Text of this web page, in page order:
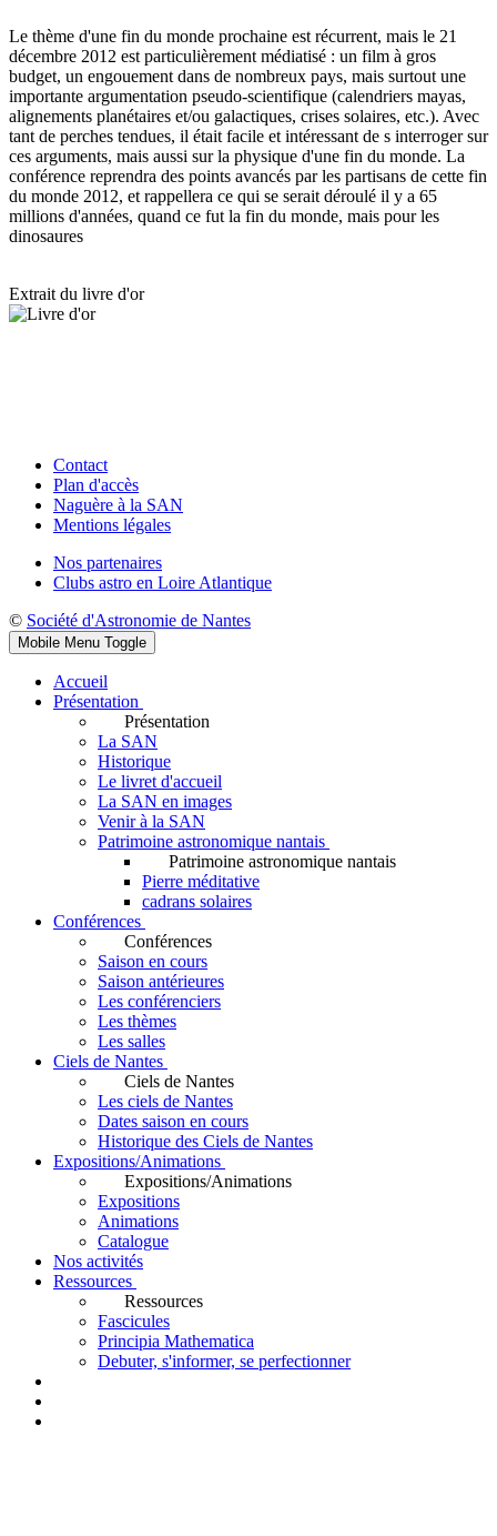
Le thème d'une fin du monde prochaine est récurrent, mais le 21
décembre 2012 est particulièrement médiatisé : un film à gros
budget, un engouement dans de nombreux pays, mais surtout une
importante argumentation pseudo-scientifique (calendriers mayas,
alignements planétaires et/ou galactiques, crises solaires, etc.). Avec
tant de perches tendues, il était facile et intéressant de s interroger sur
ces arguments, mais aussi sur la physique d'une fin du monde. La
conférence reprendra des points avancés par les partisans de cette fin
du monde 2012, et rappellera ce qui se serait déroulé il y a 65
millions d'années, quand ce fut la fin du monde, mais pour les
dinosaures
Extrait du livre d'or
Contact
Plan d'accès
Naguère à la SAN
Mentions légales
Nos partenaires
Clubs astro en Loire Atlantique
© Société d'Astronomie de Nantes
Mobile Menu Toggle
Accueil
Présentation
Présentation
La SAN
Historique
Le livret d'accueil
La SAN en images
Venir à la SAN
Patrimoine astronomique nantais
Patrimoine astronomique nantais
Pierre méditative
cadrans solaires
Conférences
Conférences
Saison en cours
Saison antérieures
Les conférenciers
Les thèmes
Les salles
Ciels de Nantes
Ciels de Nantes
Les ciels de Nantes
Dates saison en cours
Historique des Ciels de Nantes
Expositions/Animations
Expositions/Animations
Expositions
Animations
Catalogue
Nos activités
Ressources
Ressources
Fascicules
Principia Mathematica
Debuter, s'informer, se perfectionner